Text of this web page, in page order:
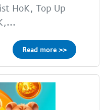
HoK, Top Up
Read more >>